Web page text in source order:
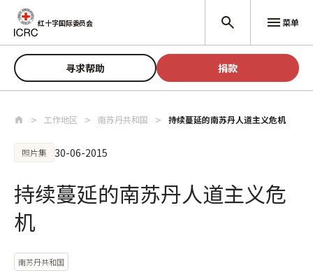
跳至主要内容
红十字国际委员会 菜单
寻求帮助 捐款
工作地区 南苏丹共和国 持续蔓延的南苏丹人道主义危机
照片集 30-06-2015
持续蔓延的南苏丹人道主义危
机
南苏丹共和国